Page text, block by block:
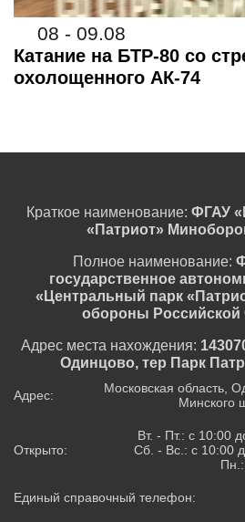
08 - 09.08
Катание на БТР-80 со
охолощенного АК-74
Краткое наименование: ФГАУ
«Патриот»
Полное наименование:
государственное
«Центральный парк
обороны Российской
Адрес места нахождения:
Одинцово, тер Парк
Адрес:
Московская область,
Минского
Открыто:
Вт. - Пт.: с 10:00
Сб. - Вс.: с 10:00
Единый справочный телефон: